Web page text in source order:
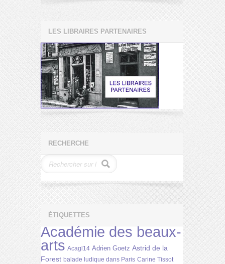
LES LIBRAIRES PARTENAIRES
RECHERCHE
ÉTIQUETTES
Académie des beaux-
arts Acagl14 Adrien Goetz Astrid de la
Forest balade ludique dans Paris Carine Tissot